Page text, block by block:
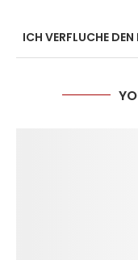
ICH VERFLUCHE